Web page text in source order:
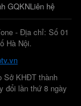
GQKNLiên hệ
- Địa chỉ: Số 01
Hà Nội.
Sở KHĐT thành
đổi lần thứ 8 ngày